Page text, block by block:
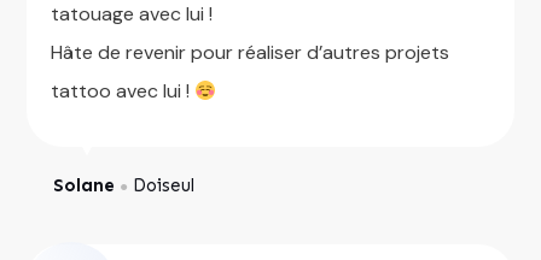
tatouage avec lui !
Hâte de revenir pour réaliser d’autres projets
tattoo avec lui !
Solane ● Doiseul